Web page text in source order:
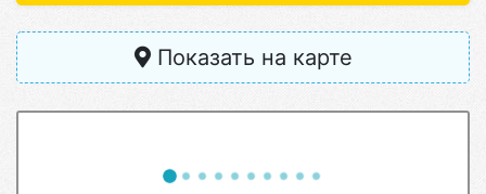
Показать на карте